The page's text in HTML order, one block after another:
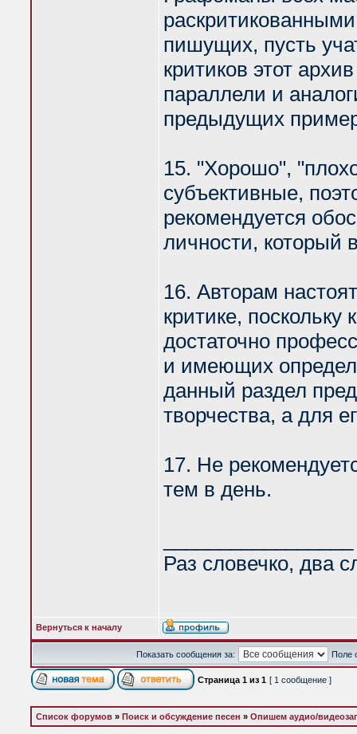
пишущих, пусть
критиков этот
параллели и
предыдущих
15. "Хорошо",
субъективные,
рекомендуется
личности, который
16. Авторам
критике,
достаточно
и имеющих
данный раздел
творчества, а для
17. Не
тем в день.
Раз словечко, два
Вернуться к началу
Показать сообщения за: Поле
Страница 1 из 1 [ 1 сообщение ]
Список форумов » Поиск и обсуждение песен » Опишем аудио/